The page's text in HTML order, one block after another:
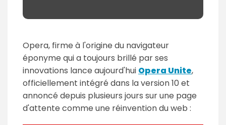
Opera, firme à l'origine du navigateur
éponyme qui a toujours brillé par ses
innovations lance aujourd'hui Opera Unite,
officiellement intégré dans la version 10 et
annoncé depuis plusieurs jours sur une page
d'attente comme une réinvention du web :